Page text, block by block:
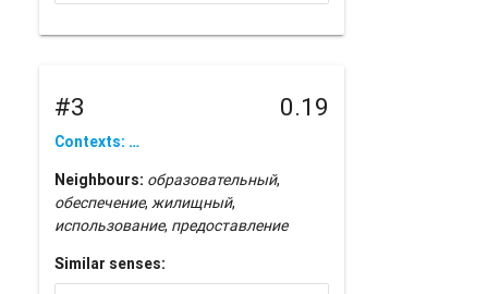
#3 0.19
Contexts: …
Neighbours: образовательный,
обеспечение,жилищный,
использование, предоставление
Similar senses: